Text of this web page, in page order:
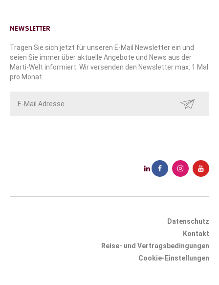
NEWSLETTER
Tragen Sie sich jetzt für unseren E-Mail Newsletter ein und
seien Sie immer über aktuelle Angebote und News aus der
Marti-Welt informiert. Wir versenden den Newsletter max. 1 Mal
pro Monat.
SENDEN
Datenschutz
Kontakt
Reise- und Vertragsbedingungen
Cookie-Einstellungen